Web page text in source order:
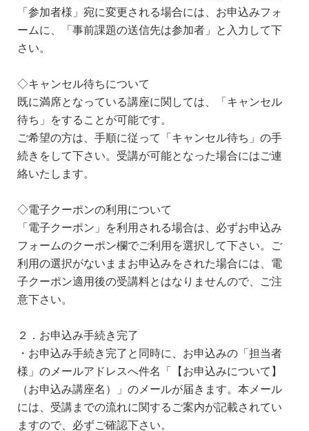
「参加者様」宛に変更される場合には、お申込みフォ
ームに、「事前課題の送信先は参加者」と入力して下
さい。
◇キャンセル待ちについて
既に満席となっている講座に関しては、「キャンセル
待ち」をすることが可能です。
ご希望の方は、手順に従って「キャンセル待ち」の手
続きをして下さい。受講が可能となった場合にはご連
絡いたします。
◇電子クーポンの利用について
「電子クーポン」を利用される場合は、必ずお申込み
フォームのクーポン欄でご利用を選択して下さい。ご
利用の選択がないままお申込みをされた場合には、電
子クーポン適用後の受講料とはなりませんので、ご注
意下さい。
２．お申込み手続き完了
・お申込み手続き完了と同時に、お申込みの「担当者
様」のメールアドレスへ件名「【お申込みについて】
（お申込み講座名）」のメールが届きます。本メール
には、受講までの流れに関するご案内が記載されてい
ますので、必ずご確認下さい。